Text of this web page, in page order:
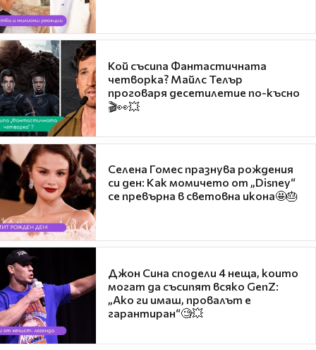
Кой съсипа Фантастичната
четворка? Майлс Телър
проговаря десетилетие по-късно
🎬👀💥
Селена Гомес празнува рождения
си ден: Как момичето от „Disney“
се превърна в световна икона🤩🎂
Джон Сина сподели 4 неща, които
могат да съсипят всяко GenZ:
„Ако ги имаш, провалът е
гарантиран“🧐💥